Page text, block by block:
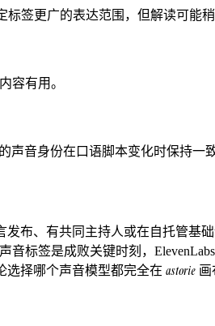
标签更广的表达范围，但解读可能
容有用。
声音身份在口语脚本变化时保持一致
、有共同主持人或在自托管基
标签是成败关键时刻，
择哪个声音模型都完全在 astorie 画